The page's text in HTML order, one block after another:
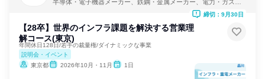
半導体・電子機器メーカー、鉄鋼・金属メーカー、電力・ガス・
【28卒】世界のインフラ課題を解決する営業理
解コース(東京)
年間休日128日/若手の裁量権/ダイナミックな事業
説明会・イベント
東京都
2026年10月・11月 1日
締切：9月30日